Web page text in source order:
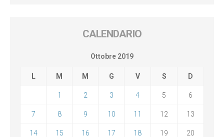
CALENDARIO
Ottobre 2019
L M M G V S D
1 2 3 4 5 6
7 8 9 10 11 12 13
14 15 16 17 18 19 20